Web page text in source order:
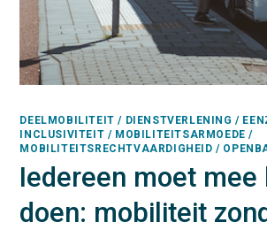
DEELMOBILITEIT / DIENSTVERLENING /
INCLUSIVITEIT / MOBILITEITSARMOEDE /
MOBILITEITSRECHTVAARDIGHEID /
Iedereen moet mee
doen: mobiliteit